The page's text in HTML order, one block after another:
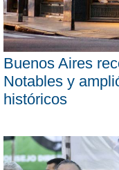
Buenos Aires
Notables y
históricos